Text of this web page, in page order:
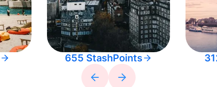
655 StashPoints